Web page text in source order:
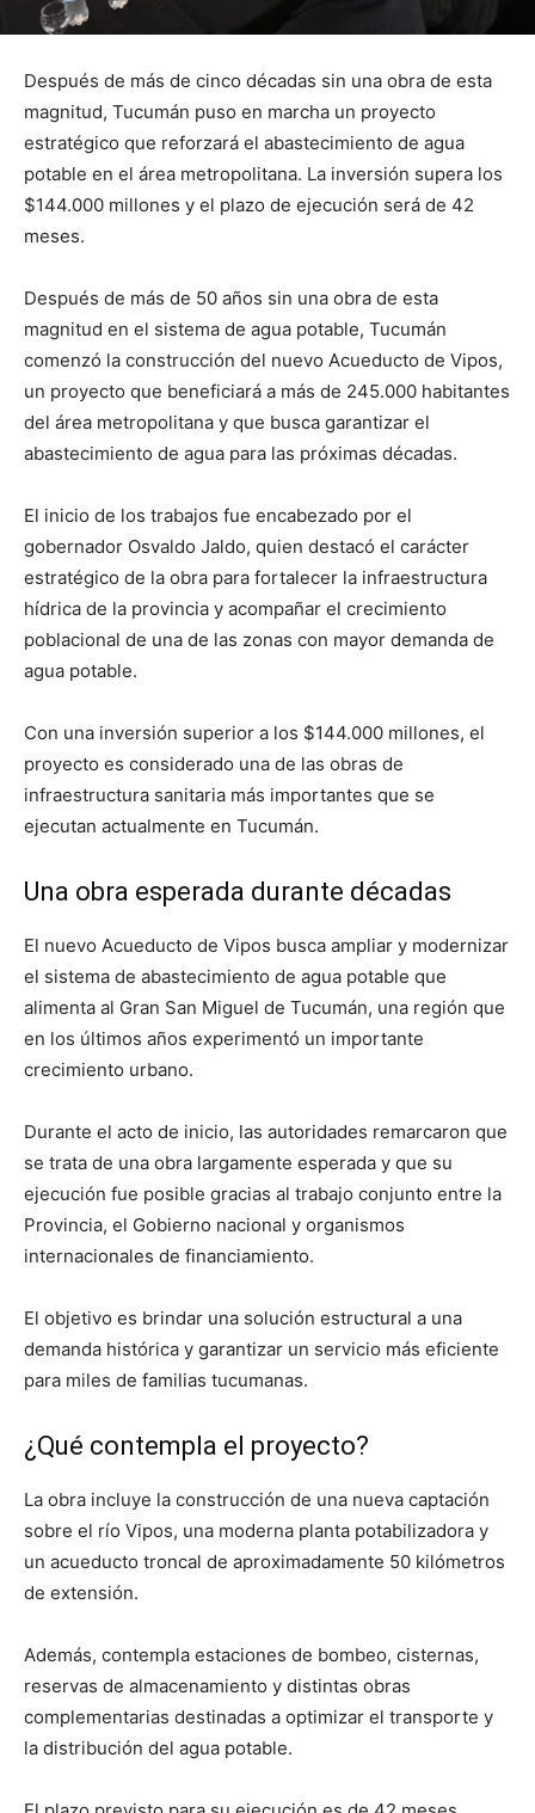
Después de más de cinco décadas sin una obra de esta
magnitud, Tucumán puso en marcha un proyecto
estratégico que reforzará el abastecimiento de agua
potable en el área metropolitana. La inversión supera los
$144.000 millones y el plazo de ejecución será de 42
meses.
Después de más de 50 años sin una obra de esta
magnitud en el sistema de agua potable, Tucumán
comenzó la construcción del nuevo Acueducto de Vipos,
un proyecto que beneficiará a más de 245.000 habitantes
del área metropolitana y que busca garantizar el
abastecimiento de agua para las próximas décadas.
El inicio de los trabajos fue encabezado por el
gobernador Osvaldo Jaldo, quien destacó el carácter
estratégico de la obra para fortalecer la infraestructura
hídrica de la provincia y acompañar el crecimiento
poblacional de una de las zonas con mayor demanda de
agua potable.
Con una inversión superior a los $144.000 millones, el
proyecto es considerado una de las obras de
infraestructura sanitaria más importantes que se
ejecutan actualmente en Tucumán.
Una obra esperada durante décadas
El nuevo Acueducto de Vipos busca ampliar y modernizar
el sistema de abastecimiento de agua potable que
alimenta al Gran San Miguel de Tucumán, una región que
en los últimos años experimentó un importante
crecimiento urbano.
Durante el acto de inicio, las autoridades remarcaron que
se trata de una obra largamente esperada y que su
ejecución fue posible gracias al trabajo conjunto entre la
Provincia, el Gobierno nacional y organismos
internacionales de financiamiento.
El objetivo es brindar una solución estructural a una
demanda histórica y garantizar un servicio más eficiente
para miles de familias tucumanas.
¿Qué contempla el proyecto?
La obra incluye la construcción de una nueva captación
sobre el río Vipos, una moderna planta potabilizadora y
un acueducto troncal de aproximadamente 50 kilómetros
de extensión.
Además, contempla estaciones de bombeo, cisternas,
reservas de almacenamiento y distintas obras
complementarias destinadas a optimizar el transporte y
la distribución del agua potable.